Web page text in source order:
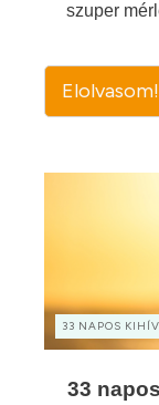
szuper
Elolvasom!
33 NAPOS
33